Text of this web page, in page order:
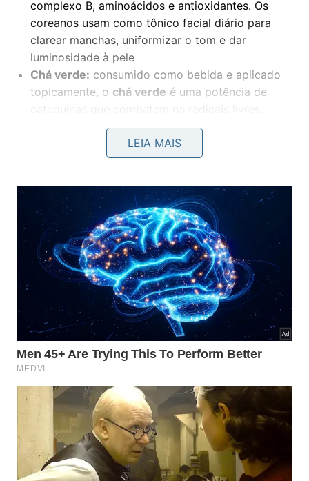
complexo B, aminoácidos e antioxidantes. Os
coreanos usam como tônico facial diário para
clarear manchas, uniformizar o tom e dar
luminosidade à pele
Chá verde: consumido como bebida e aplicado
topicamente, o chá verde é uma potência de
catequinas que combatem os radicais livres,
reduzem inflamações e retardam o aparecimento
usado puro como máscara facial, o
natural e ajuda na cicatrização de marcas de
acne
Ginseng: presente em sopas, chás e
coreanas tradicionais, oginsengestimula a
produção de colágeno e melhora a elasticidade
da pele, sendo um dos ingredientes mais
valorizados na cosméticacoreana
Soja fermentada:derivados como o doenjang
(pasta de
soja
) contêm isoflavonas que protegem
a pele contra o envelhecimento e melhoram a
firmeza dos tecidos
Esses ingredientesnão são novidade para os
coreanos. Eles fazem parte daculináriahá séculos
e foram incorporados aos cuidados com a pele de
forma natural, sem a necessidade de fórmulas
industriais complexas.
LEIA MAIS